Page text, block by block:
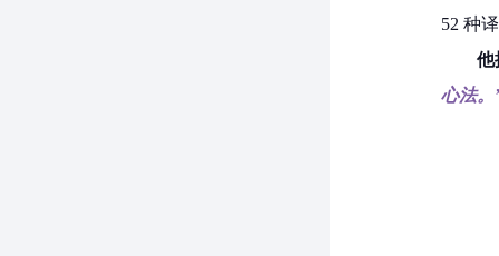
52 种
他
心法。